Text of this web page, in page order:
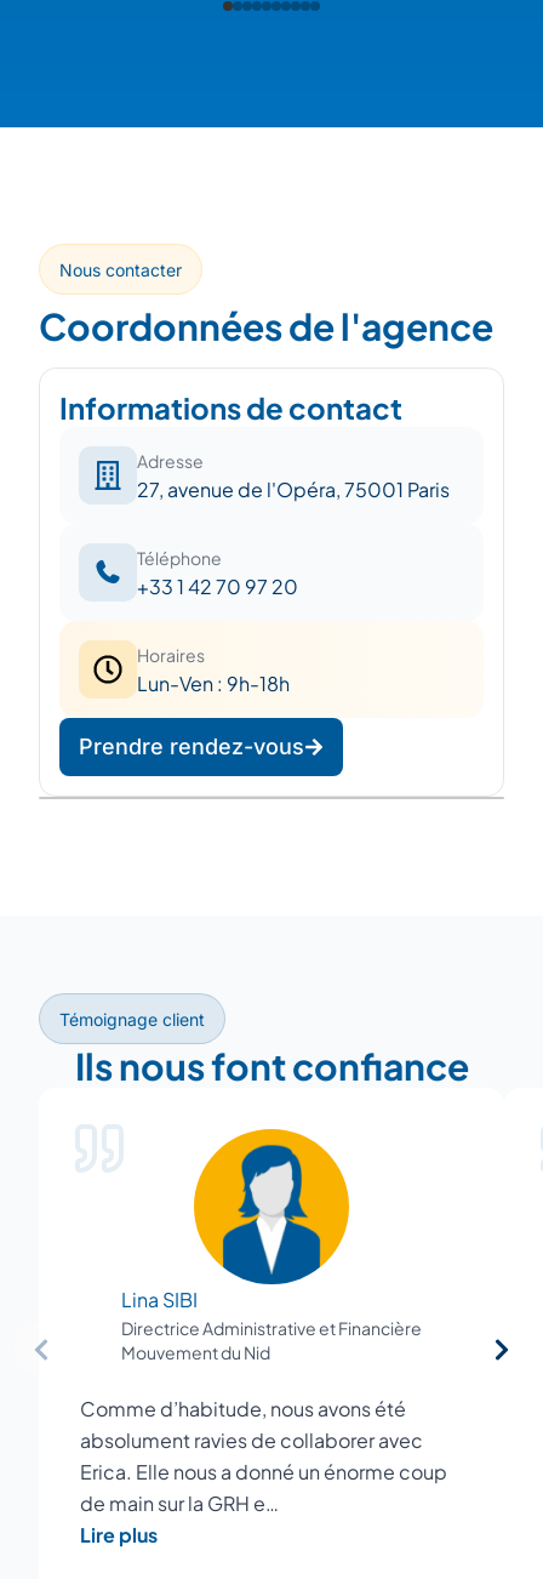
Nous contacter
Coordonnées de l'agence
Informations de contact
Adresse
27, avenue de l'Opéra, 75001 Paris
Téléphone
+33 1 42 70 97 20
Horaires
Lun-Ven : 9h-18h
Prendre rendez-vous
Témoignage client
Ils nous font confiance
Lina SIBI
Directrice Administrative et Financière
Mouvement du Nid
Comme d’habitude, nous avons été
absolument ravies de collaborer avec
Erica. Elle nous a donné un énorme coup
de main sur la GRH e…
Lire plus